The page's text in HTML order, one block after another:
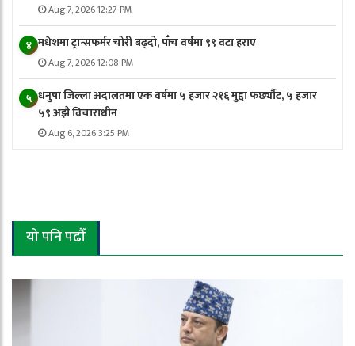
Aug 7, 2026 12:27 PM
४ मधेशमा ट्रान्सफर्मर चोरी बढ्दो, पाँच वर्षमा ९९ वटा हराए
Aug 7, 2026 12:08 PM
५ धनुषा जिल्ला अदालतमा एक वर्षमा ५ हजार २१६ मुद्दा फर्छ्यौट, ५ हजार
५९ अझै विचाराधीन
Aug 6, 2026 3:25 PM
यो पनि पढौँ